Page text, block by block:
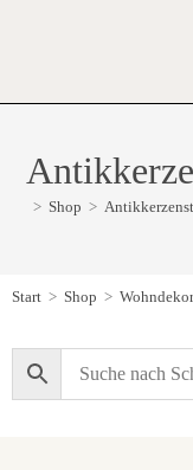
> Shop >
Start > Shop >